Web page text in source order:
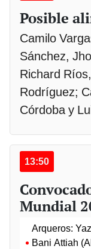
Posible
Camilo
Sánchez,
Richard
Rodríguez;
Córdoba y
13:50
Mundial
Arqueros:
Bani Attiah